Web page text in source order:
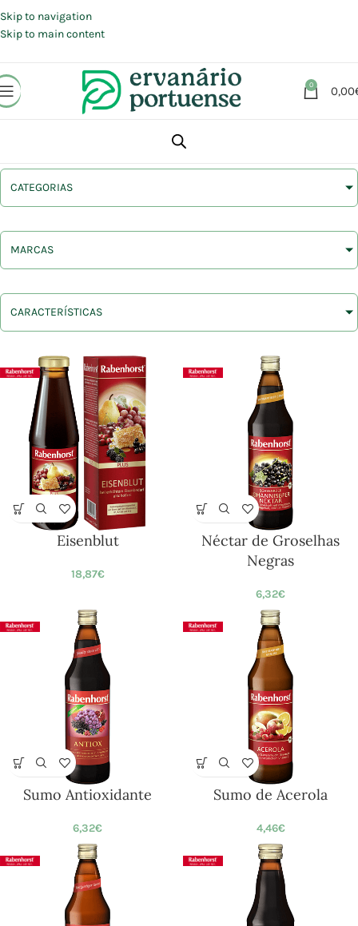
Skip to navigation
Skip to main content
0 0,00
CATEGORIAS
MARCAS
CARACTERÍSTICAS
Eisenblut
18,87€
Néctar de Groselhas
Negras
6,32€
Sumo Antioxidante
6,32€
Sumo de Acerola
4,46€